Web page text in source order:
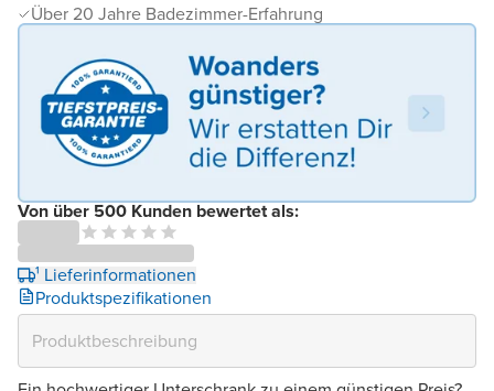
Über 20 Jahre Badezimmer-Erfahrung
Von über 500 Kunden bewertet als:
¹ Lieferinformationen
Produktspezifikationen